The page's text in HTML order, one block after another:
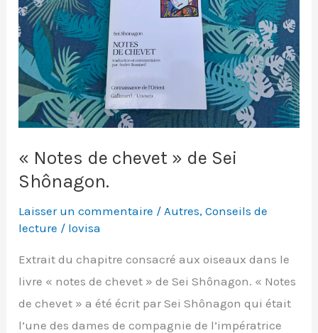
« Notes de chevet » de Sei
Shônagon.
Laisser un commentaire / Autres,Conseils de
lecture / lovisa
Extrait du chapitre consacré aux oiseaux dans le
livre « notes de chevet » de Sei Shônagon. « Notes
de chevet » a été écrit par Sei Shônagon qui était
l’une des dames de compagnie de l’impératrice